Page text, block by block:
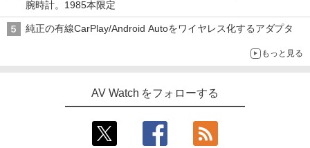
腕時計。1985本限定
純正の有線CarPlay/Android Autoをワイヤレス化するアダプタ
もっと見る
AV Watch をフォローする